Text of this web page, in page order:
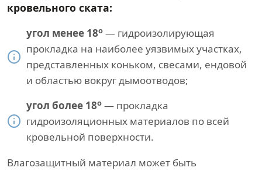
кровельного ската:
угол менее 18о — гидроизолирующая
прокладка на наиболее уязвимых участках,
представленных коньком, свесами, ендовой
и областью вокруг дымоотводов;
угол более 18о — прокладка
гидроизоляционных материалов по всей
кровельной поверхности.
Влагозащитный материал может быть